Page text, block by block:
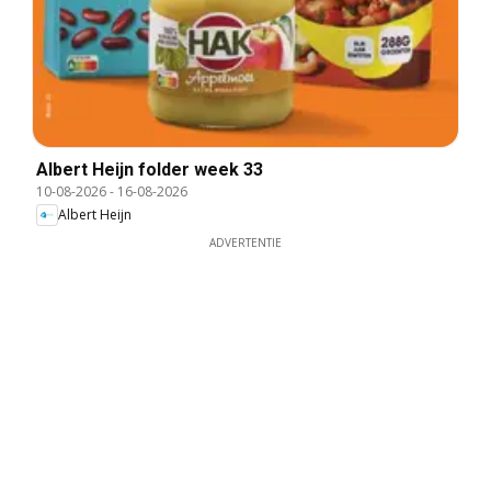
Albert Heijn folder week 33
10-08-2026- 16-08-2026
Albert Heijn
ADVERTENTIE